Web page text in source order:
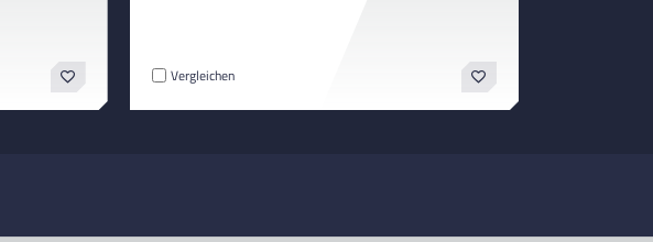
Vergleichen